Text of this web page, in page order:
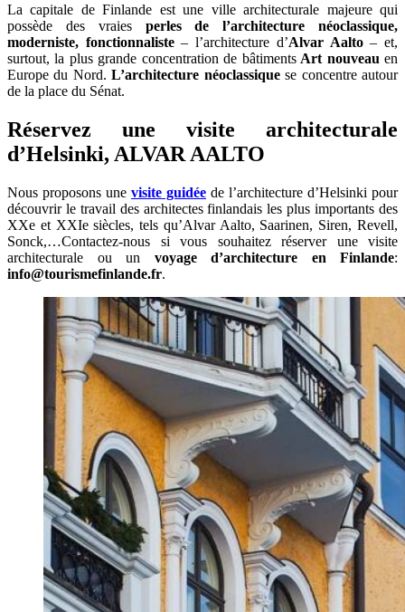
La capitale de Finlande est une ville architecturale majeure qui
possède des vraies perles de l’architecture néoclassique,
moderniste, fonctionnaliste– l’architecture d’Alvar Aalto– et,
surtout, la plus grande concentration de bâtimentsArt nouveau en
Europe du Nord.L’architecture néoclassiquese concentre autour
de la place du Sénat.
Réservez une visite architecturale
d’Helsinki, ALVAR AALTO
Nous proposons une visite guidée de l’architecture d’Helsinki pour
découvrir le travail des architectes finlandais les plus importants des
XXe et XXIe siècles, tels qu’Alvar Aalto, Saarinen, Siren, Revell,
Sonck,…Contactez-nous si vous souhaitez réserver une visite
architecturale ou un voyage d’architecture en Finlande:
info@tourismefinlande.fr.